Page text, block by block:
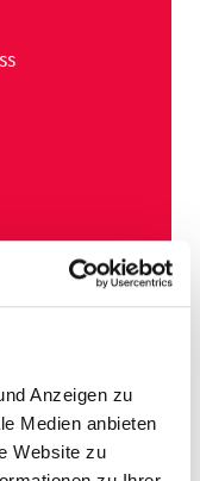
Anzeigen zu
Medien anbieten
Website zu